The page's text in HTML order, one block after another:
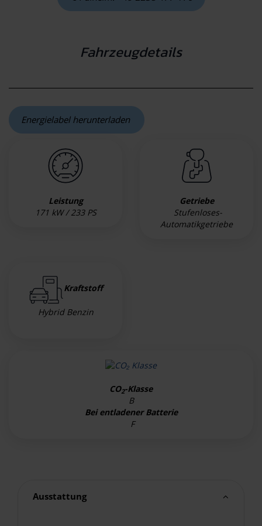
Fahrzeugdetails
Energielabel herunterladen
Leistung
171 kW / 233 PS
Getriebe
Stufenloses-
Automatikgetriebe
Kraftstoff
Hybrid Benzin
CO2-Klasse
B
Bei entladener Batterie
F
Ausstattung